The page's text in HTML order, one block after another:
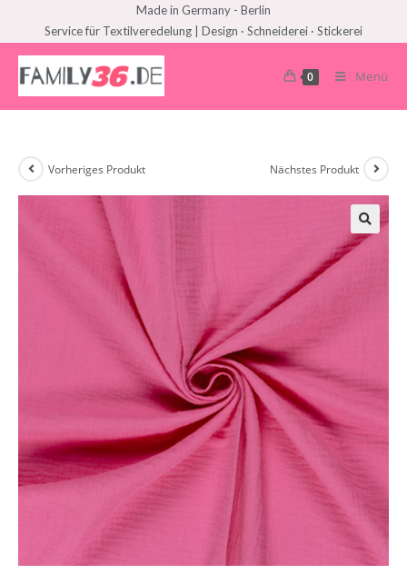
Made in Germany - Berlin
Service für Textilveredelung | Design · Schneiderei · Stickerei
0 Menü
Vorheriges Produkt Nächstes Produkt